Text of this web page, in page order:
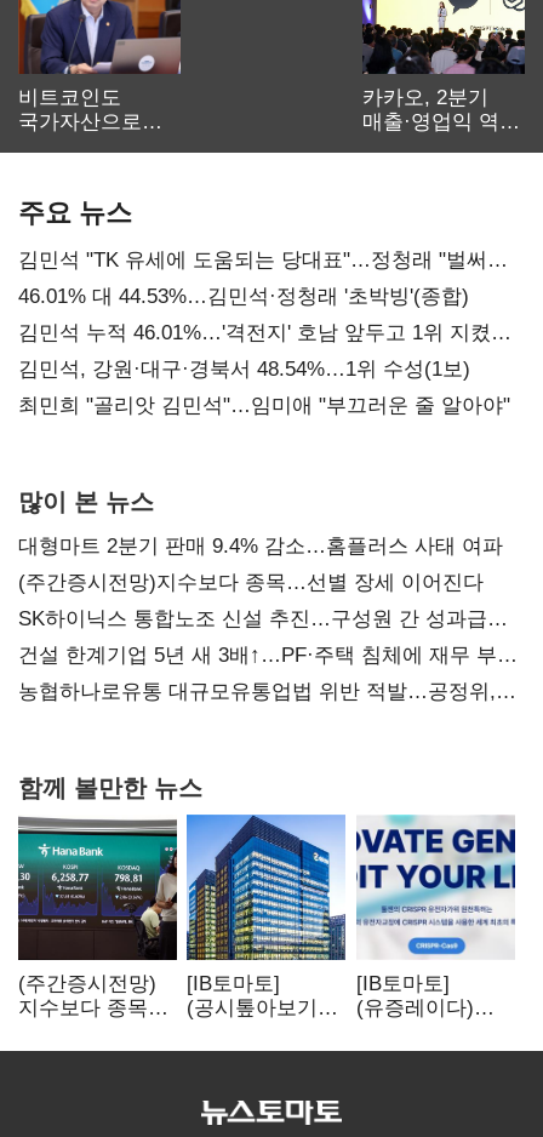
비트코인도
국가자산으로…'
카카오, 2분기
매출·영업익 역대
주요 뉴스
김민석 "TK 유세에 도움되는 당대표"…정청래 "벌써
대표된 양 당직 배분"
46.01% 대 44.53%…김민석·정청래 '초박빙'(종합)
김민석 누적 46.01%…'격전지' 호남 앞두고 1위 지켰다
(2보)
김민석, 강원·대구·경북서 48.54%…1위 수성(1보)
최민희 "골리앗 김민석"…임미애 "부끄러운 줄 알아야"
많이 본 뉴스
대형마트 2분기 판매 9.4% 감소…홈플러스 사태 여파
(주간증시전망)지수보다 종목…선별 장세 이어진다
SK하이닉스 통합노조 신설 추진…구성원 간 성과급
불만 확산
건설 한계기업 5년 새 3배↑…PF·주택 침체에 재무 부담
확대
농협하나로유통 대규모유통업법 위반 적발…공정위,
함께 볼만한 뉴스
(주간증시전망)
지수보다 종목…
이어진다
[IB토마토]
(공시톺아보기)
바로 매출로
[IB토마토]
(유증레이다)
3분의 1 토막…